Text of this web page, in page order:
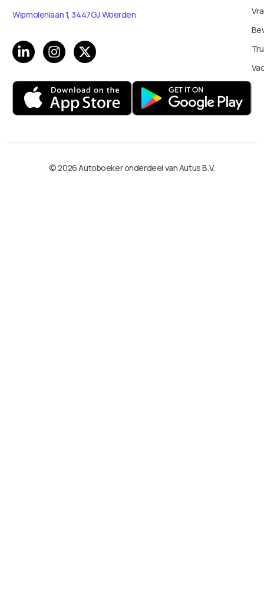
Wipmolenlaan 1, 3447GJ Woerden
© 2026 Autoboeker onderdeel van Autus B.V.